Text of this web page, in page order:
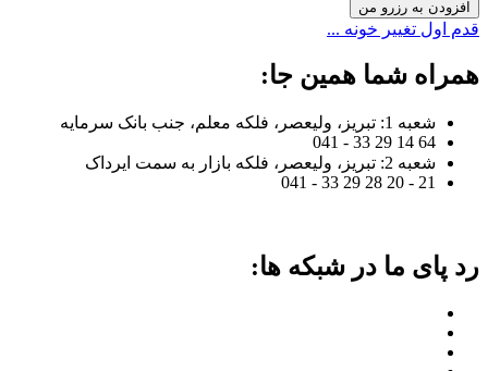
افزودن به رزرو من
قدم اول تغییر خونه ...
همراه شما همین جا:
شعبه 1: تبریز، ولیعصر، فلکه معلم، جنب بانک سرمایه
64 14 29 33 - 041
شعبه 2: تبریز، ولیعصر، فلکه بازار به سمت ایرداک
21 - 20 28 29 33 - 041
رد پای ما در شبکه ها: